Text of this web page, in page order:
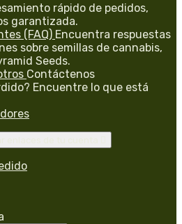
rápido de pedidos,
garantizada.
(FAQ) Encuentra respuestas
sobre semillas de cannabis,
Seeds.
Contáctenos
Encuentre lo que está